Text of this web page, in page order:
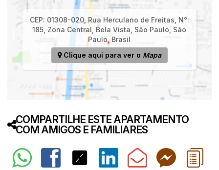
CEP: 01308-020, Rua Herculano de Freitas N°:
185 Zona Central Bela Vista São Paulo São
Paulo,Brasil
Clique aqui para ver o Mapa
COMPARTILHE ESTE APARTAMENTO
COM AMIGOS E FAMILIARES